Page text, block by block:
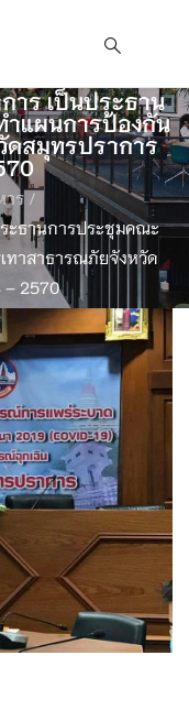
าร เป็นประธาน
แผนการป้องกัน
ดสมุทรปราการ
าร/
ะธานการประชุมคณะ
ทาสาธารณภัยจังหวัด
– 2570